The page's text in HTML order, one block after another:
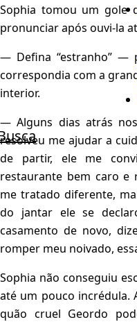
Sophia tomou um gole
pronunciar após ouvi-la
— Defina “estranho” —
correspondia com a
interior.
— Alguns dias atrás
resolveu me ajudar a
de partir, ele me
restaurante bem caro e
me tratado diferente,
do jantar ele se
casamento de novo,
romper meu noivado,
Sophia não conseguiu
até um pouco incrédula.
quão cruel Geordo